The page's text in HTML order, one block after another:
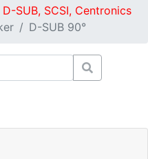
SUB, SCSI, Centronics
D-SUB 90°